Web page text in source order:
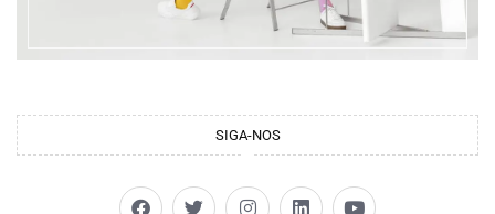
SIGA-NOS